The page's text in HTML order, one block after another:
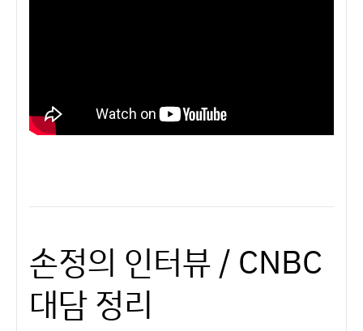
손정의 인터뷰 / CNBC
대담 정리